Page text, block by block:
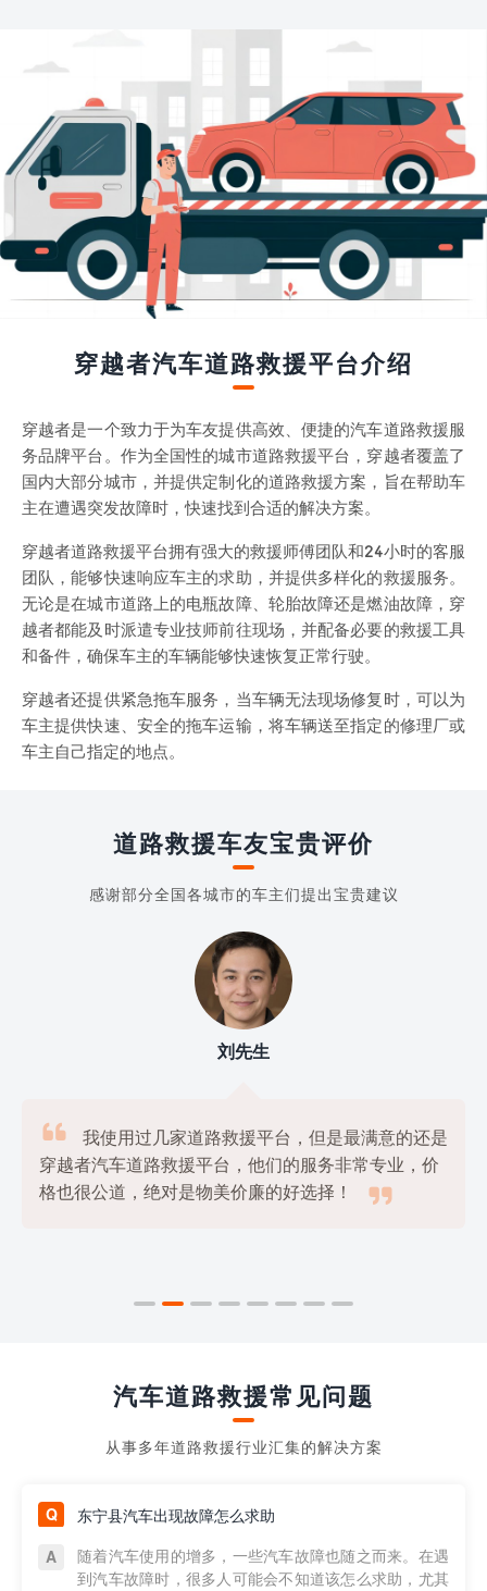
穿越者汽车道路救援平台介绍
穿越者是一个致力于为车友提供高效、便捷的汽车道路救援服
务品牌平台。作为全国性的城市道路救援平台，穿越者覆盖了
国内大部分城市，并提供定制化的道路救援方案，旨在帮助车
主在遭遇突发故障时，快速找到合适的解决方案。
穿越者道路救援平台拥有强大的救援师傅团队和24小时的客服
团队，能够快速响应车主的求助，并提供多样化的救援服务。
无论是在城市道路上的电瓶故障、轮胎故障还是燃油故障，穿
越者都能及时派遣专业技师前往现场，并配备必要的救援工具
和备件，确保车主的车辆能够快速恢复正常行驶。
穿越者还提供紧急拖车服务，当车辆无法现场修复时，可以为
车主提供快速、安全的拖车运输，将车辆送至指定的修理厂或
车主自己指定的地点。
道路救援车友宝贵评价
感谢部分全国各城市的车主们提出宝贵建议
刘先生

我使用过几家道路救援平台，但是最满意的还是
穿越者汽车道路救援平台，他们的服务非常专业，价
格也很公道，绝对是物美价廉的好选择！

汽车道路救援常见问题
从事多年道路救援行业汇集的解决方案
东宁县汽车出现故障怎么求助
随着汽车使用的增多，一些汽车故障也随之而来。在遇
到汽车故障时，很多人可能会不知道该怎么求助，尤其